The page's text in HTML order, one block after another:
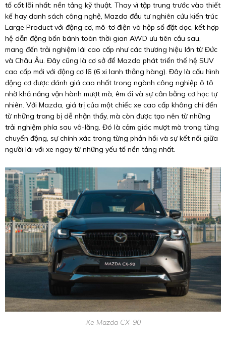
tố cốt lõi nhất: nền tảng kỹ thuật. Thay vì tập trung trước vào thiết
kế hay danh sách công nghệ, Mazda đầu tư nghiên cứu kiến trúc
Large Product với động cơ, mô-tơ điện và hộp số đặt dọc, kết hợp
hệ dẫn động bốn bánh toàn thời gian AWD ưu tiên cầu sau,
mang đến trải nghiệm lái cao cấp như các thương hiệu lớn từ Đức
và Châu Âu. Đây cũng là cơ sở để Mazda phát triển thế hệ SUV
cao cấp mới với động cơ I6 (6 xi lanh thẳng hàng). Đây là cấu hình
động cơ được đánh giá cao nhất trong ngành công nghiệp ô tô
nhờ khả năng vận hành mượt mà, êm ái và sự cân bằng cơ học tự
nhiên. Với Mazda, giá trị của một chiếc xe cao cấp không chỉ đến
từ những trang bị dễ nhận thấy, mà còn được tạo nên từ những
trải nghiệm phía sau vô-lăng. Đó là cảm giác mượt mà trong từng
chuyển động, sự chính xác trong từng phản hồi và sự kết nối giữa
người lái với xe ngay từ những yếu tố nền tảng nhất.
Xe Mazda CX-90